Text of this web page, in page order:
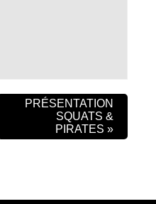
PRÉSENTATION
SQUATS &
PIRATES »